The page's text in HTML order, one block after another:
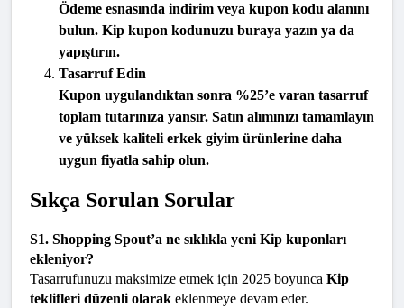
Ödeme esnasında indirim veya kupon kodu alanını
bulun. Kip kupon kodunuzu buraya yazın ya da
yapıştırın.
Tasarruf Edin
Kupon uygulandıktan sonra %25’e varan tasarruf
toplam tutarınıza yansır. Satın alımınızı tamamlayın
ve yüksek kaliteli erkek giyim ürünlerine daha
uygun fiyatla sahip olun.
Sıkça Sorulan Sorular
S1. Shopping Spout’a ne sıklıkla yeni Kip kuponları
ekleniyor?
Tasarrufunuzu maksimize etmek için 2025 boyunca Kip
teklifleri düzenli olarak eklenmeye devam eder.